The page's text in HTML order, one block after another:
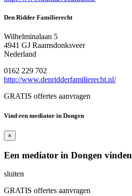
Den Ridder Familierecht
Wilhelminalaan 5
4941 GJ Raamsdonksveer
Nederland
0162 229 702
http://www.denridderfamilierecht.nl/
GRATIS offertes aanvragen
Vind een mediator in Dongen
×
Een mediator in Dongen vinden
sluiten
GRATIS offertes aanvragen